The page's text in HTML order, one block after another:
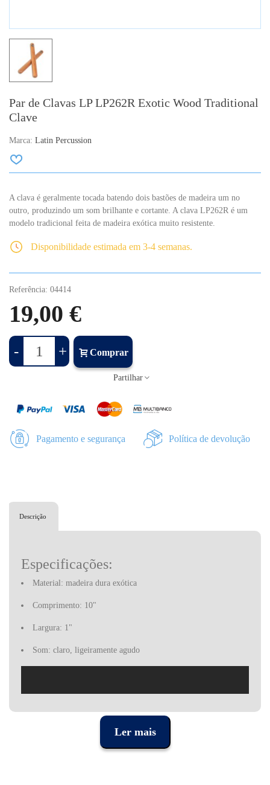
Par de Clavas LP LP262R Exotic Wood Traditional
Clave
Marca: Latin Percussion
A clava é geralmente tocada batendo dois bastões de madeira um no
outro, produzindo um som brilhante e cortante. A clava LP262R é um
modelo tradicional feita de madeira exótica muito resistente.
Disponibilidade estimada em 3-4 semanas.
Referência: 04414
19,00 €
- + Comprar
Partilhar
Pagamento e segurança Política de devolução
Descrição
Especificações:
Material: madeira dura exótica
Comprimento: 10"
Largura: 1"
Som: claro, ligeiramente agudo
Ler mais